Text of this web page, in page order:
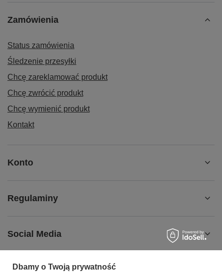
Zamówienia
Status zamówienia
Śledzenie przesyłki
Chcę zareklamować produkt
Chcę zwrócić produkt
Chcę wymienić produkt
Kontakt
Konto
Regulaminy
Social Media
Dbamy o Twoją prywatność